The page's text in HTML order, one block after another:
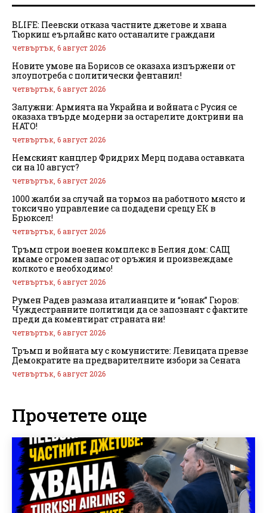
BLIFE: Пеевски отказа частните джетове и хвана
Тюркиш еърлайнс като останалите граждани
четвъртък, 6 август 2026
Новите умове на Борисов се оказаха изпържени от
злоупотреба с политически фентанил!
четвъртък, 6 август 2026
Залужни: Армията на Украйна и войната с Русия се
оказаха твърде модерни за остарелите доктрини на
НАТО!
четвъртък, 6 август 2026
Немският канцлер Фридрих Мерц подава оставката
си на 10 август?
четвъртък, 6 август 2026
1000 жалби за случай на тормоз на работното място и
токсично управление са подадени срещу ЕК в
Брюксел!
четвъртък, 6 август 2026
Тръмп строи военен комплекс в Белия дом: САЩ
имаме огромен запас от оръжия и произвеждаме
колкото е необходимо!
четвъртък, 6 август 2026
Румен Радев размаза италианците и “юнак” Гюров:
Чуждестранните политици да се запознаят с фактите
преди да коментират страната ни!
четвъртък, 6 август 2026
Тръмп и войната му с комунистите: Левицата превзе
Демократите на предварителните избори за Сената
четвъртък, 6 август 2026
Прочетете още